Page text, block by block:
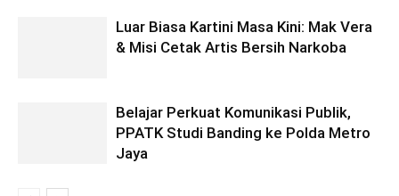
Luar Biasa Kartini Masa Kini: Mak Vera
& Misi Cetak Artis Bersih Narkoba
Belajar Perkuat Komunikasi Publik,
PPATK Studi Banding ke Polda Metro
Jaya